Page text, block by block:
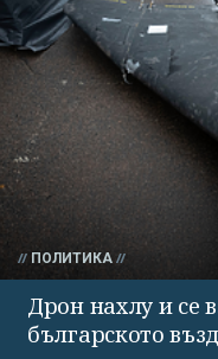
ПОЛИТИКА
Дрон нахлу и се
българското